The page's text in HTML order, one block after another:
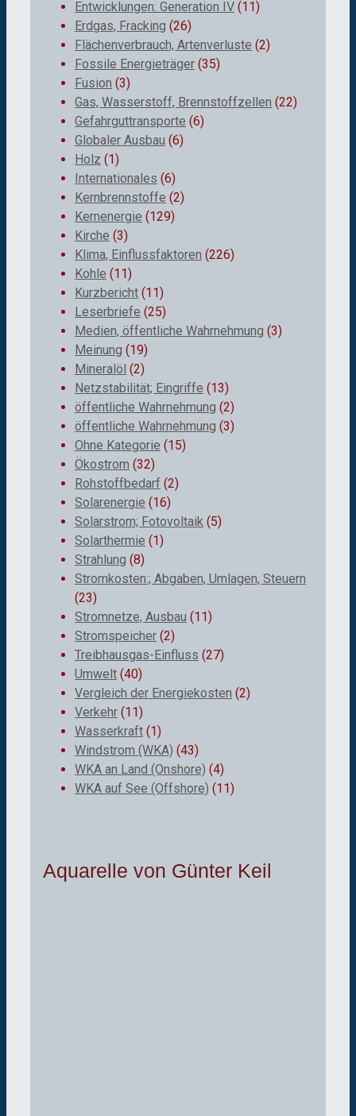
Entwicklungen: Generation IV (11)
Erdgas, Fracking (26)
Flächenverbrauch, Artenverluste (2)
Fossile Energieträger (35)
Fusion (3)
Gas, Wasserstoff, Brennstoffzellen (22)
Gefahrguttransporte (6)
Globaler Ausbau (6)
Holz (1)
Internationales (6)
Kernbrennstoffe (2)
Kernenergie (129)
Kirche (3)
Klima, Einflussfaktoren (226)
Kohle (11)
Kurzbericht (11)
Leserbriefe (25)
Medien, öffentliche Wahrnehmung (3)
Meinung (19)
Mineralöl (2)
Netzstabilität; Eingriffe (13)
öffentliche Wahrnehmung (2)
öffentliche Wahrnehmung (3)
Ohne Kategorie (15)
Ökostrom (32)
Rohstoffbedarf (2)
Solarenergie (16)
Solarstrom; Fotovoltaik (5)
Solarthermie (1)
Strahlung (8)
Stromkosten:; Abgaben, Umlagen, Steuern
(23)
Stromnetze, Ausbau (11)
Stromspeicher (2)
Treibhausgas-Einfluss (27)
Umwelt (40)
Vergleich der Energiekosten (2)
Verkehr (11)
Wasserkraft (1)
Windstrom (WKA) (43)
WKA an Land (Onshore) (4)
WKA auf See (Offshore) (11)
Aquarelle von Günter Keil